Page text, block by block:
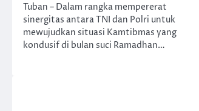
Tuban – Dalam rangka mempererat
sinergitas antara TNI dan Polri untuk
mewujudkan situasi Kamtibmas yang
kondusif di bulan suci Ramadhan…